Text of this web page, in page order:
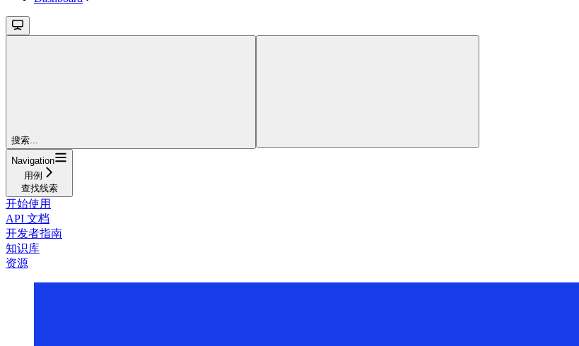
搜索...
Navigation
用例
查找线索
开始使用
API 文档
开发者指南
知识库
资源